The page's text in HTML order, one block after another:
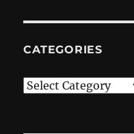
CATEGORIES
Categories